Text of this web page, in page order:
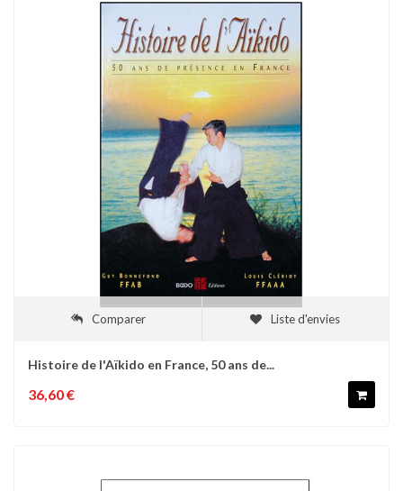
Comparer Liste d'envies
Histoire de l'Aïkido en France, 50 ans de...
36,60 €